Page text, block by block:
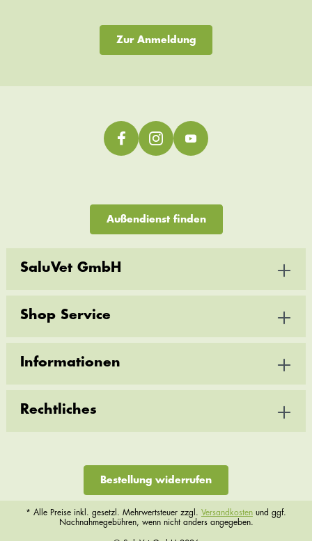
Zur Anmeldung
Außendienst finden
SaluVet GmbH
Shop Service
Informationen
Rechtliches
Bestellung widerrufen
* Alle Preise inkl. gesetzl. Mehrwertsteuer zzgl. Versandkosten und ggf.
Nachnahmegebühren, wenn nicht anders angegeben.